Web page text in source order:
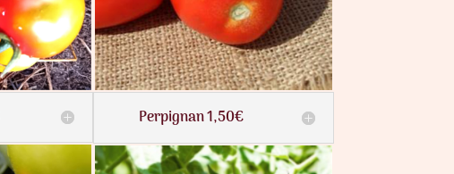
Perpignan 1,50€